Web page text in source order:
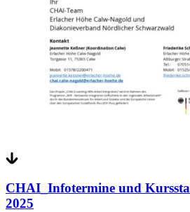
CHAI_Infotermine und
2025